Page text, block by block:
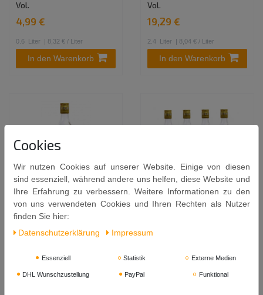
Vol.
4,99 €
0.6 Liter | 8,32 € / Liter
In den Warenkorb
Vol.
19,29 €
2.4 Liter | 8,04 € / Liter
In den Warenkorb
[ 600ml ] CHINA LYCHEE
alkoholisches Litschi
Getränk Lycheewein 14%
4,99 €
[ 4x 600ml ] CHINA LYCHEE
Getränk Lycheewein 14%
Cookies
Wir nutzen Cookies auf unserer Website. Einige von diesen
sind essenziell, während andere uns helfen, diese Website und
Ihre Erfahrung zu verbessern. Weitere Informationen zu den
von uns verwendeten Cookies und Ihren Rechten als Nutzer
finden Sie hier:
Daten­schutz­erklärung
Impressum
Essenziell Statistik Externe Medien
DHL Wunschzustellung PayPal Funktional